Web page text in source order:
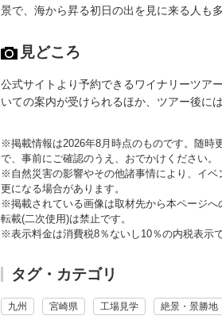
景で、海から昇る初日の出を見に来る人も多
見どころ
公式サイトより予約できるワイナリーツア
いての案内が受けられるほか、ツアー後に
※掲載情報は2026年8月時点のものです。随時
で、事前にご確認のうえ、おでかけください。
※自然災害の影響やその他諸事情により、イ
更になる場合があります。
※掲載されている画像は取材先から本ページ
転載(二次使用)は禁止です。
※表示料金は消費税8％ないし10％の内税表示で
タグ・カテゴリ
九州 宮崎県 工場見学 絶景・景勝地